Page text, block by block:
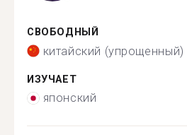
СВОБОДНЫЙ
китайский (упрощенный)
ИЗУЧАЕТ
японский